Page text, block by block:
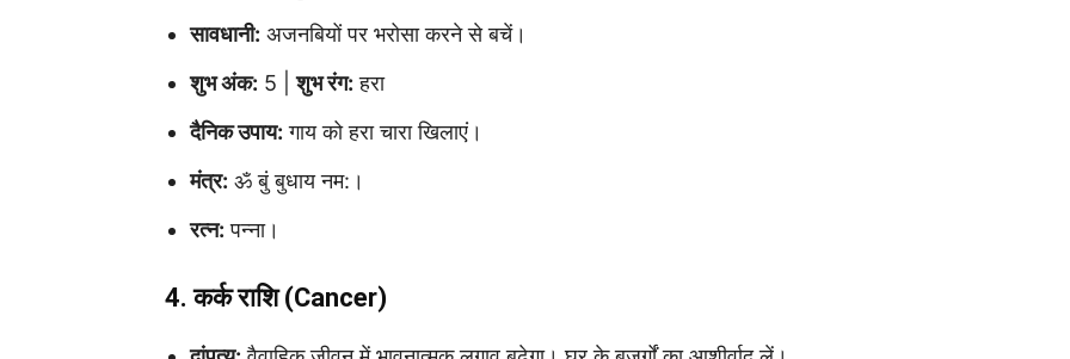
सावधानी: अजनबियों पर भरोसा करने से बचें।
शुभ अंक: 5 |शुभ रंग: हरा
दैनिक उपाय: गाय को हरा चारा खिलाएं।
मंत्र: ॐ बुं बुधाय नम:।
रत्न: पन्ना।
4. कर्क राशि (Cancer)